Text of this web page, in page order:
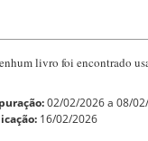
livro foi encontrado
02/02/2026 a 08/
16/02/2026